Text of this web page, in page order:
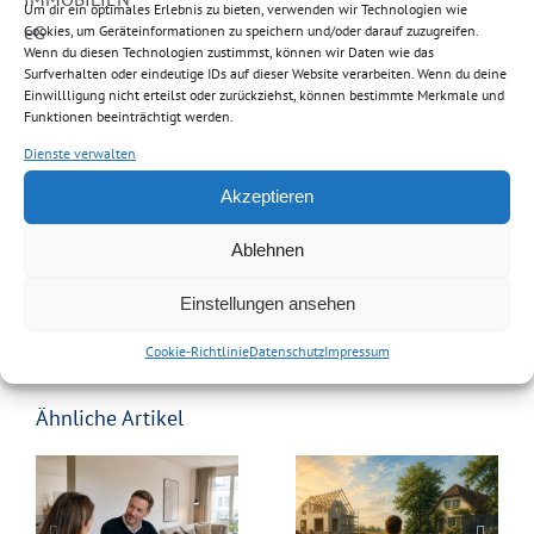
Um dir ein optimales Erlebnis zu bieten, verwenden wir Technologien wie
Cookies, um Geräteinformationen zu speichern und/oder darauf zuzugreifen.
Wenn du diesen Technologien zustimmst, können wir Daten wie das
Surfverhalten oder eindeutige IDs auf dieser Website verarbeiten. Wenn du deine
Einwillligung nicht erteilst oder zurückziehst, können bestimmte Merkmale und
Funktionen beeinträchtigt werden.
Dienste verwalten
Akzeptieren
Ablehnen
Einstellungen ansehen
Cookie-RichtlinieDatenschutzImpressum
einen Termin für Ihre persönliche Käuferberatung.
Rechtlicher Hinweis:Dieser Beitrag stellt keine Steuer-
oder Rechtsberatung im Einzelfall dar. Bitte lassen Sie
die Sachverhalte in Ihrem konkreten Einzelfall von
einem Rechtsanwalt und/oder Steuerberater klären.
Ähnliche Artikel
Bauen oder
kaufen? So
finden Sie den
Ausland:
Welche